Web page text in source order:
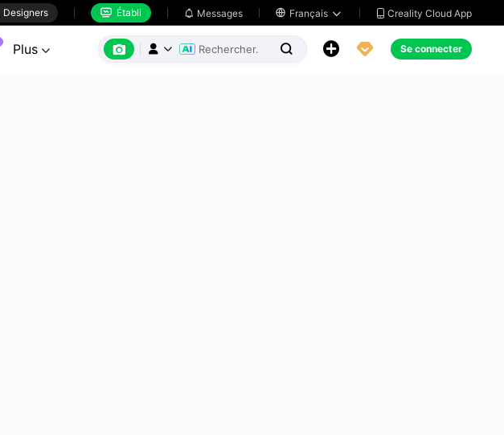
Designers  Établi  Messages  Français   Creality Cloud App
Plus        Se connecter